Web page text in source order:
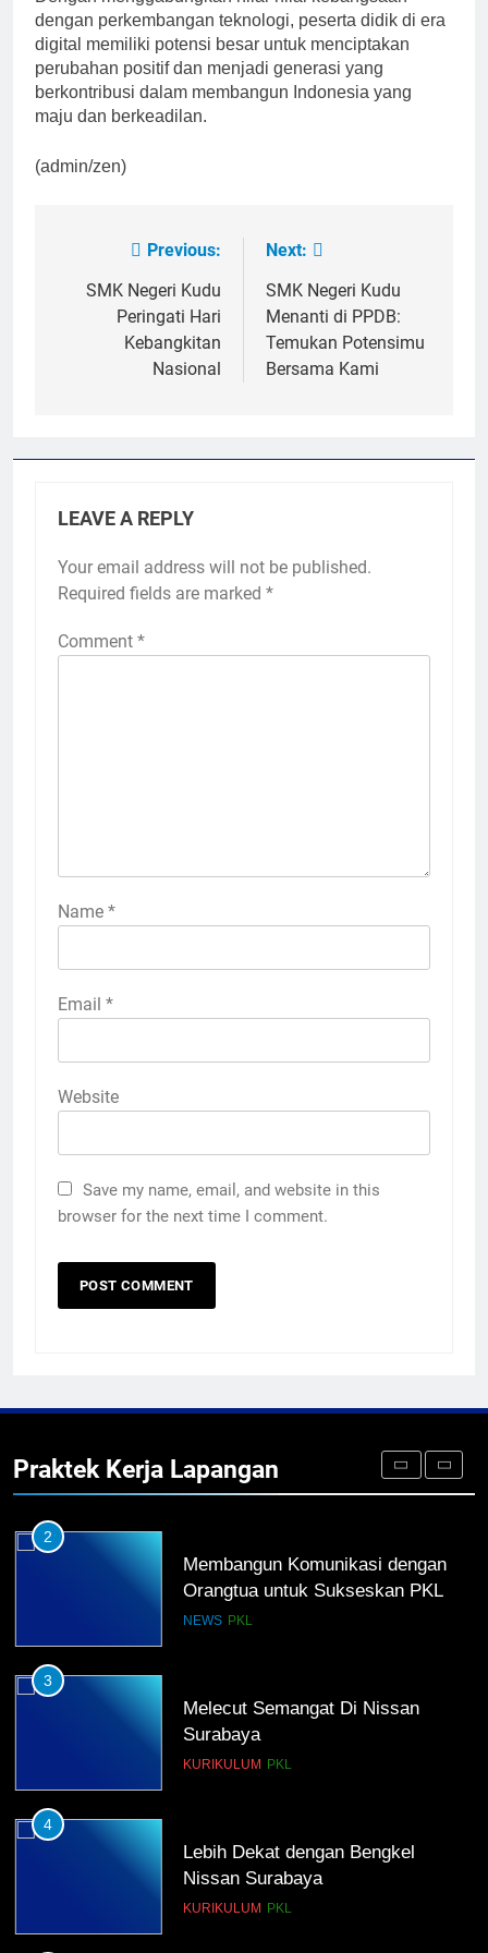
dengan perkembangan teknologi, peserta didik di era
digital memiliki potensi besar untuk menciptakan
perubahan positif dan menjadi generasi yang
berkontribusi dalam membangun Indonesia yang
maju dan berkeadilan.
(admin/zen)
navigation
Previous:
SMK Negeri Kudu
Peringati Hari
Kebangkitan
Nasional
Next:
SMK Negeri Kudu
Menanti di PPDB:
Temukan Potensimu
Bersama Kami
LEAVE A REPLY
Your email address will not be published.
Required fields are marked *
Comment *
Name *
Email *
Website
Save my name, email, and website in this
browser for the next time I comment.
Praktek Kerja Lapangan
Orangtua untuk Sukseskan PKL
Surabaya
Nissan Surabaya
KURIKULUM PKL
TKRO Berani Adu Nyali di Auto
2000
Penempatan PKL TKRO Tahap I di
NEWS PKL
2
Membangun Komunikasi dengan
Orangtua untuk Sukseskan PKL
Kompetensi Keahlian TKRO
NEWS PKL
3
Melecut Semangat Di Nissan
Surabaya
KURIKULUM PKL
4
Lebih Dekat dengan Bengkel
Nissan Surabaya
KURIKULUM PKL